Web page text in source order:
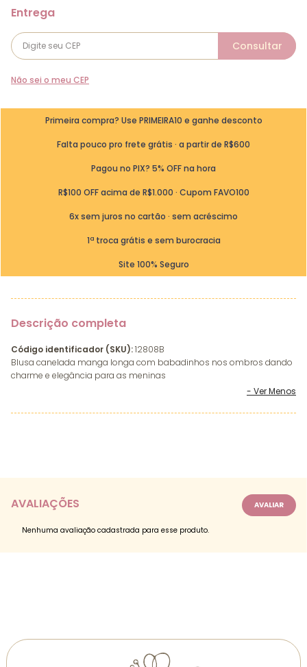
Não sei o meu CEP
Primeira compra? Use PRIMEIRA10 e ganhe desconto
Falta pouco pro frete grátis · a partir de R$600
Pagou no PIX? 5% OFF na hora
R$100 OFF acima de R$1.000 · Cupom FAVO100
6x sem juros no cartão · sem acréscimo
1ª troca grátis e sem burocracia
Site 100% Seguro
Descrição completa
Código identificador (SKU):12808B
Blusa canelada manga longa com babadinhos nos ombros dando
charme e elegância para as meninas
AVALIAÇÕES
Nenhuma avaliação cadastrada para esse produto.